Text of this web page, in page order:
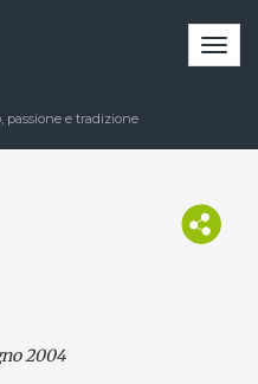
passione e tradizione
2004